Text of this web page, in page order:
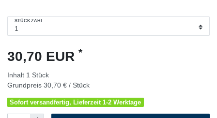
STÜCKZAHL
30,70 EUR *
Inhalt 1 Stück
Grundpreis 30,70 € / Stück
Sofort versandfertig, Lieferzeit 1-2 Werktage